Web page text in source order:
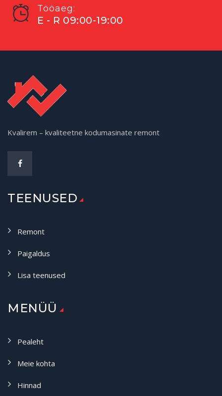
Tööaeg:
E - R 09:00-19:00
Kvalirem – kvaliteetne kodumasinate remont
TEENUSED
Remont
Paigaldus
Lisa teenused
MENÜÜ
Pealeht
Meie kohta
Hinnad